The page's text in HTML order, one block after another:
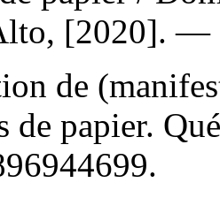
[2020]. —
de
de papier.
.